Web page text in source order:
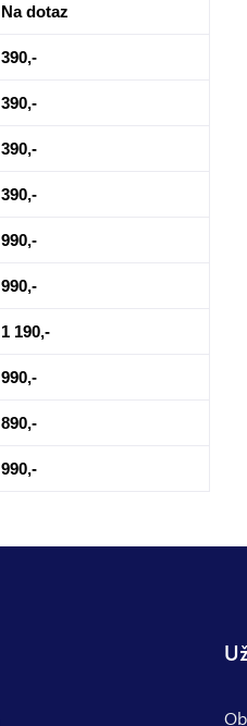
Na dotaz
390,-
390,-
390,-
390,-
990,-
990,-
1 190,-
990,-
890,-
990,-